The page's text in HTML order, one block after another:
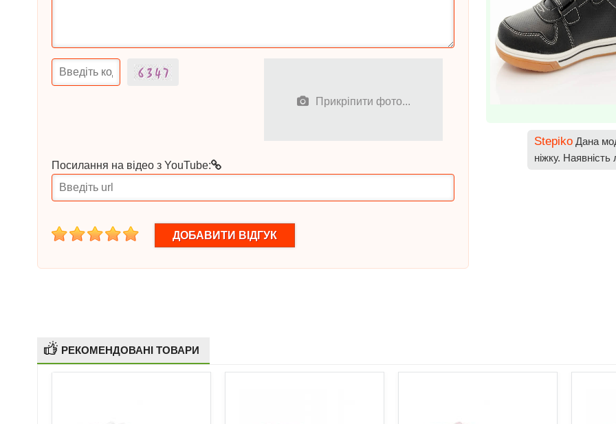
Прикріпити фото...
Посилання на відео з YouTube:
1 2 3 4 5
Stepiko Дана
ніжку.
РЕКОМЕНДОВАНІ ТОВАРИ